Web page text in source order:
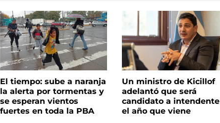
El tiempo: sube a naranja
la alerta por tormentas y
se esperan vientos
fuertes en toda la PBA
Un ministro de Kicillof
adelantó que será
candidato a intendente
el año que viene